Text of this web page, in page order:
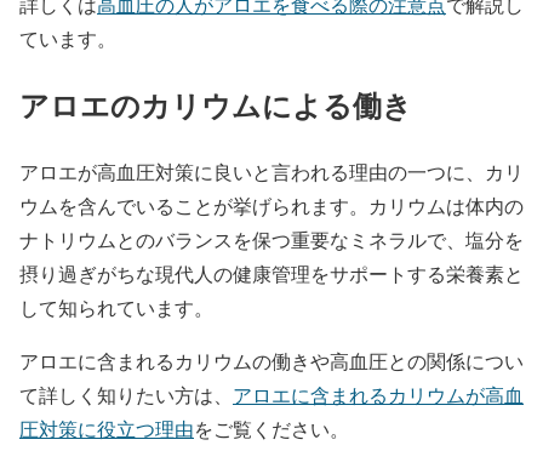
ています。
アロエのカリウムによる働き
アロエが高血圧対策に良いと言われる理由の一つに、カリ
ウムを含んでいることが挙げられます。カリウムは体内の
ナトリウムとのバランスを保つ重要なミネラルで、塩分を
摂り過ぎがちな現代人の健康管理をサポートする栄養素と
して知られています。
アロエに含まれるカリウムの働きや高血圧との関係につい
て詳しく知りたい方は、 アロエに含まれるカリウムが高血
圧対策に役立つ理由をご覧ください。